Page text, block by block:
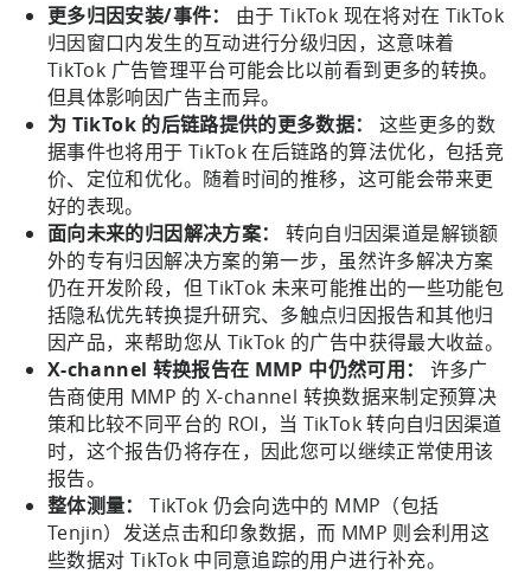
更多归因安装/事件：
由于 TikTok 现在将对在 TikTok
归因窗口内发生的互动进行分级归因，这意味着
TikTok 广告管理平台可能会比以前看到更多的转换。
但具体影响因广告主而异。
为 TikTok 的后链路提供的更多数据：
这些更多的数
据事件也将用于 TikTok 在后链路的算法优化，包括竞
价、定位和优化。随着时间的推移，这可能会带来更
好的表现。
面向未来的归因解决方案：
转向自归因渠道是解锁额
外的专有归因解决方案的第一步，虽然许多解决方案
仍在开发阶段，但 TikTok 未来可能推出的一些功能包
括隐私优先转换提升研究、多触点归因报告和其他归
因产品，来帮助您从 TikTok 的广告中获得最大收益。
X-channel 转换报告在 MMP 中仍然可用：
许多广
告商使用 MMP 的 X-channel 转换数据来制定预算决
策和比较不同平台的 ROI，当 TikTok 转向自归因渠道
时，这个报告仍将存在，因此您可以继续正常使用该
报告。
整体测量：
TikTok 仍会向选中的 MMP（包括
Tenjin）发送点击和印象数据，而 MMP 则会利用这
些数据对 TikTok 中同意追踪的用户进行补充。